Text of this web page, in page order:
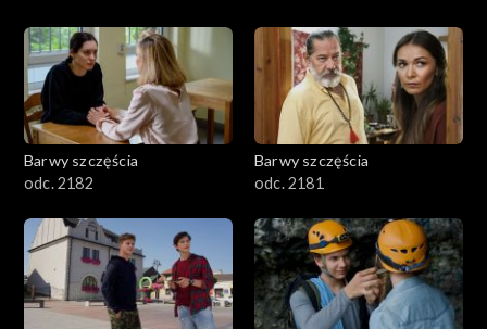
Barwy szczęścia
odc. 2182
Barwy szczęścia
odc. 2181